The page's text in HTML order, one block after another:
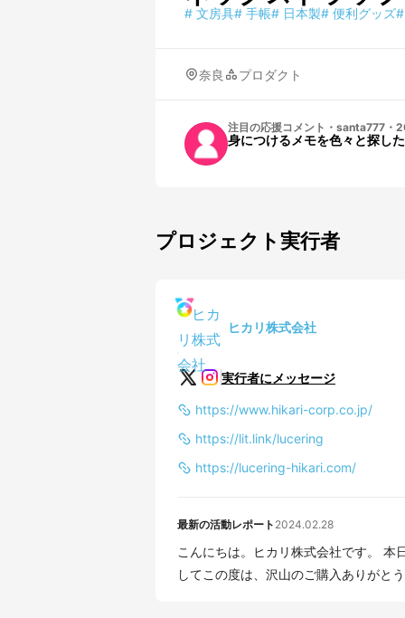
# 文房具# 手帳# 日本製# 便利グッズ#
奈良 プロダクト
注目の応援コメント ・ santa777 ・
身につけるメモを色々と探し
プロジェクト実行者
ヒカリ株式会社
実行者にメッセージ
https://www.hikari-corp.co.jp/
https://lit.link/lucering
https://lucering-hikari.com/
最新の活動レポート 2024.02.28
こんにちは。ヒカリ株式会社です。 本日、全てのご注文分の発送が完了しました！！ 改めま
してこの度は、沢山のご購入ありがと